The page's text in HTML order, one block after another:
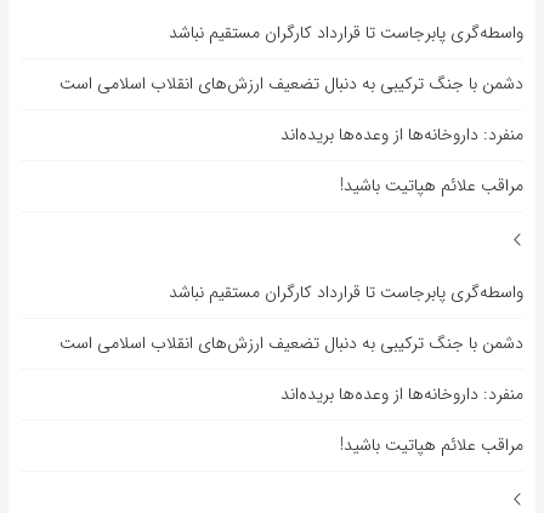
واسطه‌گری پابرجاست تا قرارداد کارگران مستقیم نباشد
دشمن با جنگ ترکیبی به دنبال تضعیف ارزش‌های انقلاب اسلامی است
منفرد: داروخانه‌ها از وعده‌ها بریده‌اند
مراقب علائم هپاتیت باشید!
واسطه‌گری پابرجاست تا قرارداد کارگران مستقیم نباشد
دشمن با جنگ ترکیبی به دنبال تضعیف ارزش‌های انقلاب اسلامی است
منفرد: داروخانه‌ها از وعده‌ها بریده‌اند
مراقب علائم هپاتیت باشید!